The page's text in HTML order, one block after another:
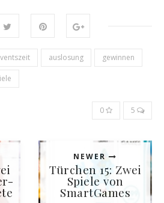
auslosung gewinnen
0 5
NEWER
Türchen 15: Zwei
Spiele von
SmartGames